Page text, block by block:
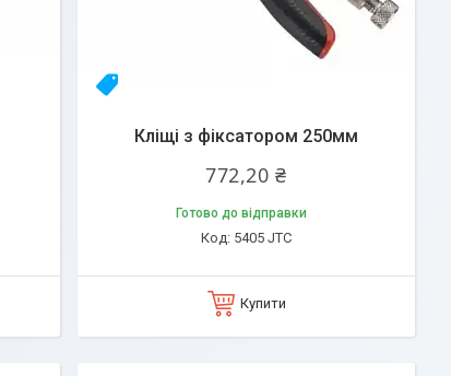
Кліщі з фіксатором 250мм
772,20 ₴
Готово до відправки
5405 JTC
Купити